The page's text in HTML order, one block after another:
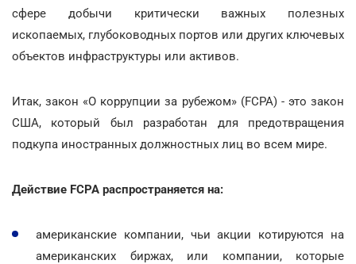
сфере добычи критически важных полезных
ископаемых, глубоководных портов или других ключевых
объектов инфраструктуры или активов.
Итак, закон «О коррупции за рубежом» (FCPA) - это закон
США, который был разработан для предотвращения
подкупа иностранных должностных лиц во всем мире.
Действие FCPA распространяется на:
американские компании, чьи акции котируются на
американских биржах, или компании, которые